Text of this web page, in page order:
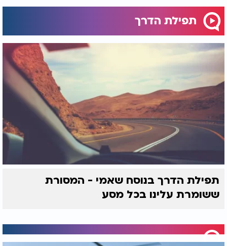
תפילת הדרך
- הרב יקיר בוטה:
תפילת הדרך
תפילת הדרך בנוסח שאמי - המסורת
ששומרת עלינו בכל מסע